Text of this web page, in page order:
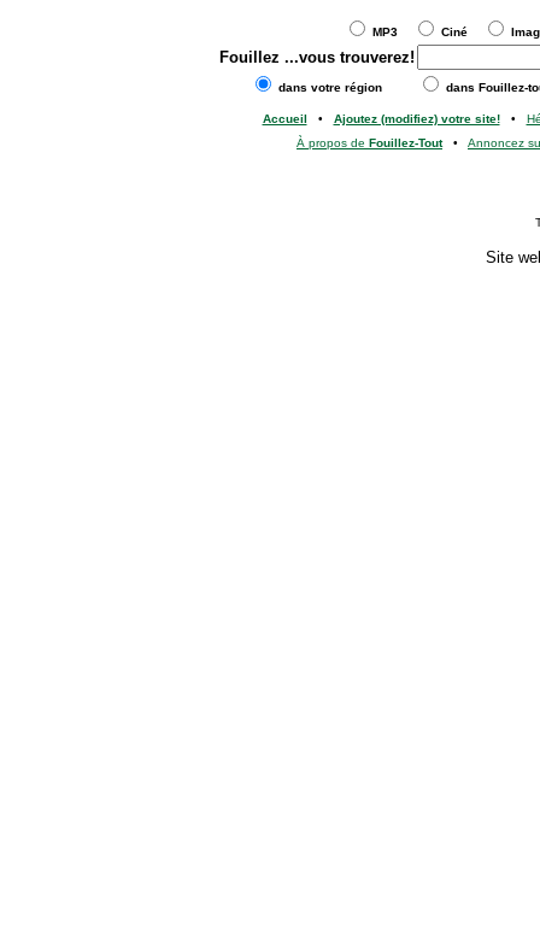
MP3 Ciné
Fouillez ...vous trouverez!
dans votre région dans Fouillez-
Accueil • Ajoutez (modifiez) votre site!•
À propos de Fouillez-Tout• Annoncez
Site